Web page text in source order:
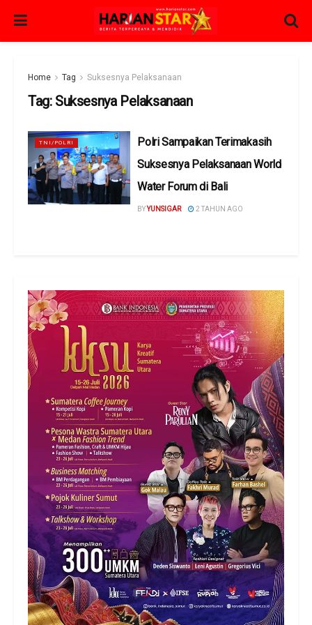
Home Tag Suksesnya Pelaksanaan
Tag: Suksesnya Pelaksanaan
TNI/POLRI
Polri Sampaikan Terimakasih
Suksesnya Pelaksanaan World
Water Forum di Bali
BYYUNSIGAR 2 TAHUN AGO